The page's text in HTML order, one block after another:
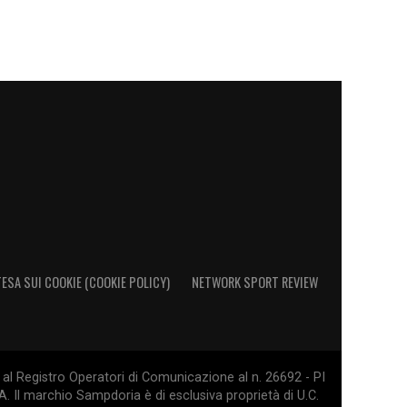
SUI COOKIE (COOKIE POLICY) NETWORK SPORT REVIEW
Registro Operatori di Comunicazione al n. 26692 - PI
Il marchio Sampdoria è di esclusiva proprietà di U.C.